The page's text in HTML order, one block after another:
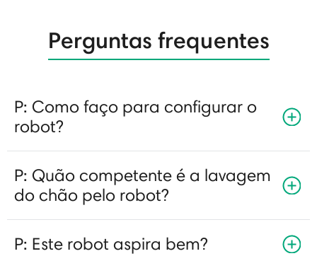
Perguntas frequentes
P: Como faço para configurar o
robot?
P: Quão competente é a lavagem
do chão pelo robot?
P: Este robot aspira bem?